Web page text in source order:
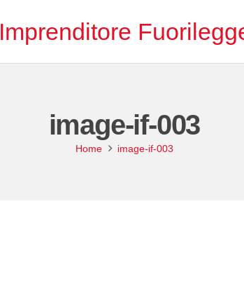
Imprenditore
image-if-003
Home image-if-003